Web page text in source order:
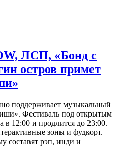
ЛСП, «Бонд с
остров примет
поддерживает музыкальный
Фестиваль под открытым
в 12:00 и продлится до 23:00.
зоны и фудкорт.
составят рэп, инди и